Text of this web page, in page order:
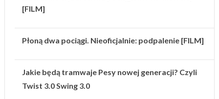
[FILM]
Płoną dwa pociągi. Nieoficjalnie: podpalenie [FILM]
Jakie będą tramwaje Pesy nowej generacji? Czyli
Twist 3.0 Swing 3.0